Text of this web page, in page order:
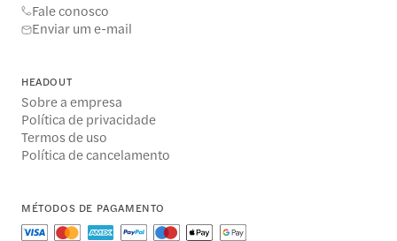
Fale conosco
Enviar um e-mail
HEADOUT
Sobre a empresa
Política de privacidade
Termos de uso
Política de cancelamento
MÉTODOS DE PAGAMENTO